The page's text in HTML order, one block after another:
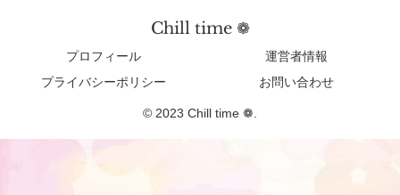
Chill time ❁︎
プロフィール
運営者情報
プライバシーポリシー
お問い合わせ
© 2023 Chill time ❁︎.